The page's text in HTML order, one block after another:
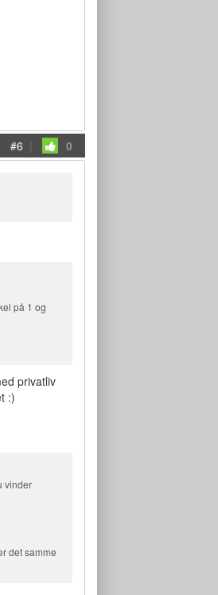
#6 | 0
på 1 og
privatliv
:)
vinder
det samme